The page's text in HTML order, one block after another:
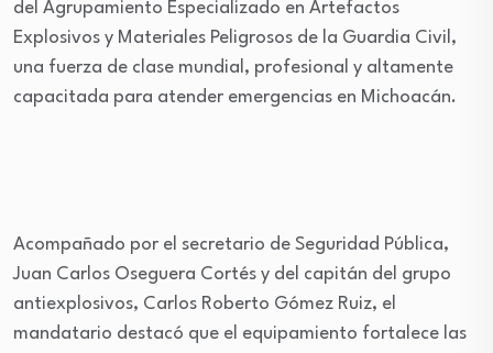
del Agrupamiento Especializado en Artefactos
Explosivos y Materiales Peligrosos de la Guardia Civil,
una fuerza de clase mundial, profesional y altamente
capacitada para atender emergencias en Michoacán.
Acompañado por el secretario de Seguridad Pública,
Juan Carlos Oseguera Cortés y del capitán del grupo
antiexplosivos, Carlos Roberto Gómez Ruiz, el
mandatario destacó que el equipamiento fortalece las